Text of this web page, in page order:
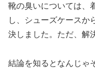
靴の臭いについては、
し、シューズケースか
決しました。ただ、解
結論を知るとなんじゃ